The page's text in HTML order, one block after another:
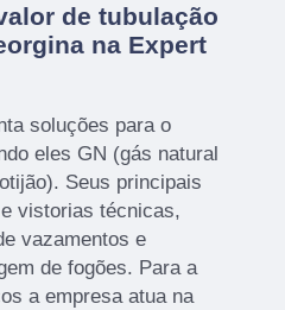
de tubulação
na Expert
soluções para o
eles GN (gás natural
Seus principais
vistorias técnicas,
vazamentos e
de fogões. Para a
a empresa atua na